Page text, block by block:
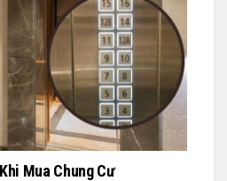
Mua Chung Cư